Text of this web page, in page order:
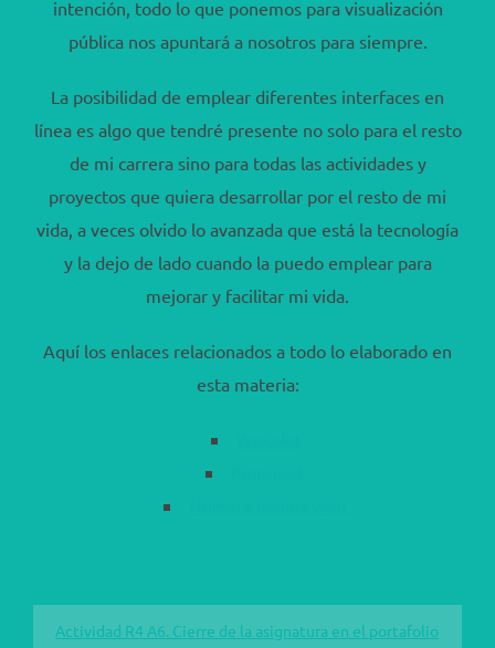
intención, todo lo que ponemos para visualización
pública nos apuntará a nosotros para siempre.
La posibilidad de emplear diferentes interfaces en
línea es algo que tendré presente no solo para el resto
de mi carrera sino para todas las actividades y
proyectos que quiera desarrollar por el resto de mi
vida, a veces olvido lo avanzada que está la tecnología
y la dejo de lado cuando la puedo emplear para
mejorar y facilitar mi vida.
Aquí los enlaces relacionados a todo lo elaborado en
esta materia:
Actividad R4 A6. Cierre de la asignatura en el portafolio